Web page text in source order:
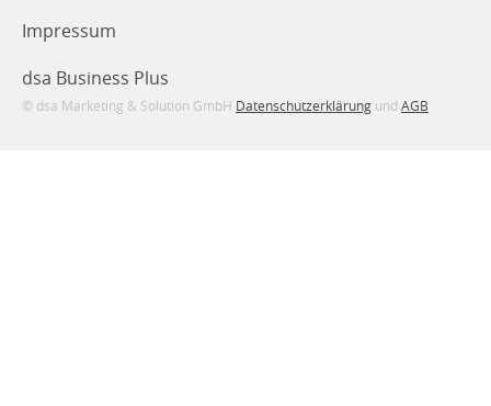
Impressum
dsa Business Plus
© dsa Marketing & Solution GmbH Datenschutzerklärung und AGB